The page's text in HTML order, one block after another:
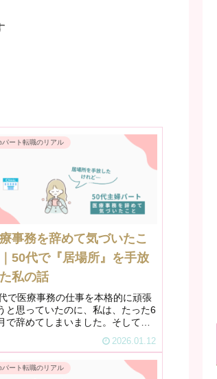
パート転職のリアル
事務を辞めて気づいたこ
50代で『居場所』を手放
私の話
で医療事務の仕事を本格的に頑張
と思っていたのに、私は、たった6
で辞めてしまいました。そして、
てからしばらく経った今、後から
いたことがあります。辞めるまで
度も迷いました。「もう少しだけ
てみよう」「きっとそのうち慣...
2026.01.12
パート転職のリアル